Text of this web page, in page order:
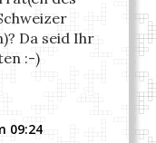
Da seid Ihr
:-)
09:24